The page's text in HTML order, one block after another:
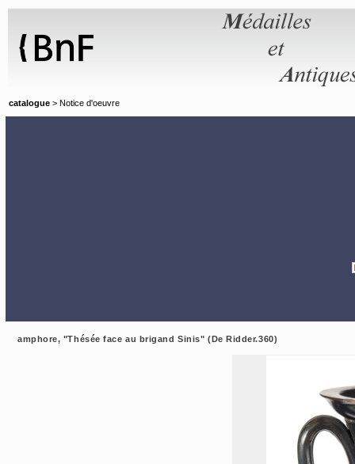
catalogue > Notice d'oeuvre
amphore, "Thésée face au brigand Sinis" (De Ridder.360)